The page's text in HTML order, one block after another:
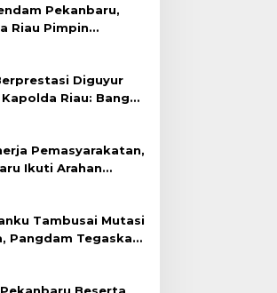
Pekanbaru,
Riau Pimpin
dan
Diguyur
Riau: Bangun
dengan Karya
Pemasyarakatan,
Ikuti Arahan
Virtual
Tambusai Mutasi
Pangdam Tegaskan
Perkuat Kinerja